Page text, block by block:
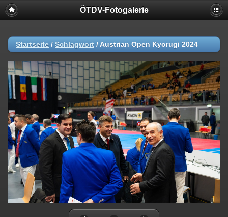
ÖTDV-Fotogalerie
Startseite / Schlagwort / Austrian Open Kyorugi 2024